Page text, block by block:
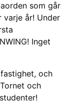
som går
år! Under
Inget
och
och